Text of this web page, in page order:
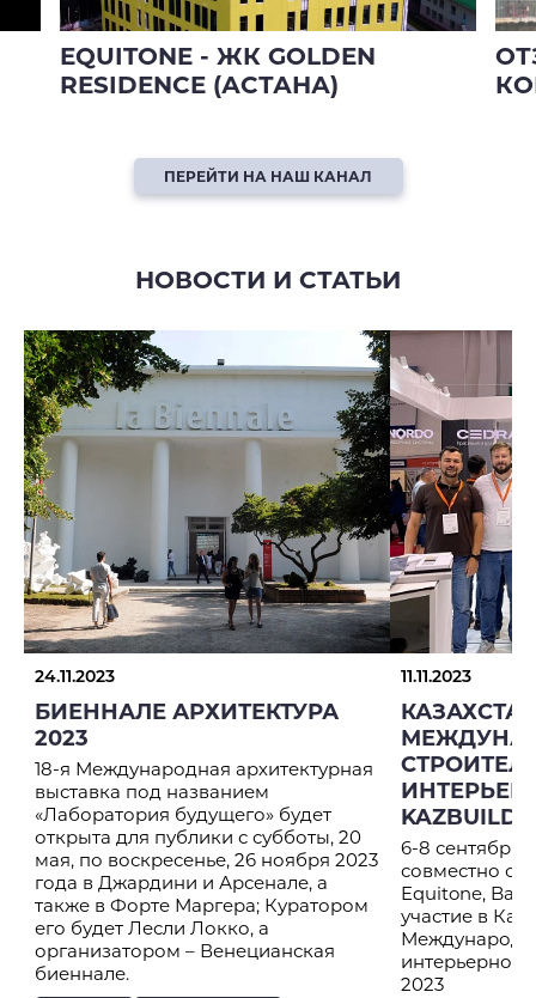
EQUITONE - ЖК GOLDEN
RESIDENCE (АСТАНА)
ПЕРЕЙТИ НА НАШ КАНАЛ
НОВОСТИ И СТАТЬИ
24.11.2023
БИЕННАЛЕ АРХИТЕКТУРА
2023
18-я Международная архитектурная
выставка под названием
«Лаборатория будущего» будет
открыта для публики с субботы, 20
мая, по воскресенье, 26 ноября 2023
года в Джардини и Арсенале, а
также в Форте Маргера; Куратором
его будет Лесли Локко, а
организатором – Венецианская
биеннале.
11.11.2023
KAZBUILD
6-8 сентября
совместно
Equitone,
участие в
интерьерной
2023